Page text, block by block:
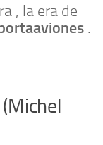
, la era de
.